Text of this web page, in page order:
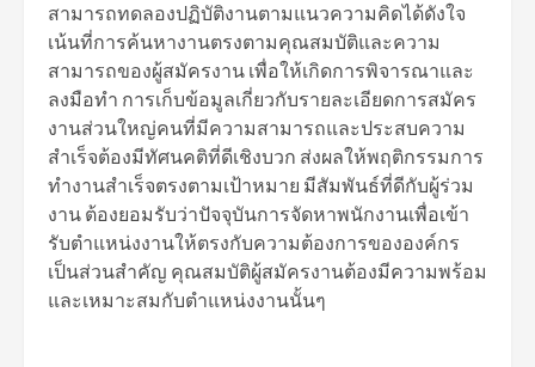
สามารถทดลองปฏิบัติงานตามแนวความคิดได้ดังใจ
เน้นที่การค้นหางานตรงตามคุณสมบัติและความ
สามารถของผู้สมัครงาน เพื่อให้เกิดการพิจารณาและ
ลงมือทำ การเก็บข้อมูลเกี่ยวกับรายละเอียดการสมัคร
งานส่วนใหญ่คนที่มีความสามารถและประสบความ
สำเร็จต้องมีทัศนคติที่ดีเชิงบวก ส่งผลให้พฤติกรรมการ
ทำงานสำเร็จตรงตามเป้าหมาย มีสัมพันธ์ที่ดีกับผู้ร่วม
งาน ต้องยอมรับว่าปัจจุบันการจัดหาพนักงานเพื่อเข้า
รับตำแหน่งงานให้ตรงกับความต้องการขององค์กร
เป็นส่วนสำคัญ คุณสมบัติผู้สมัครงานต้องมีความพร้อม
และเหมาะสมกับตำแหน่งงานนั้นๆ